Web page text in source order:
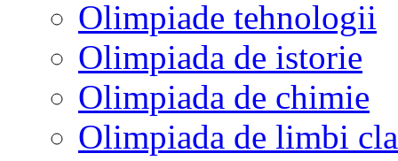
Olimpiade tehnologii
Olimpiada de istorie
Olimpiada de chimie
Olimpiada de limbi